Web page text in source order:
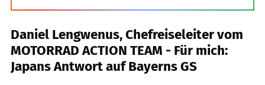
Daniel Lengwenus, Chefreiseleiter vom
MOTORRAD ACTION TEAM - Für mich:
Japans Antwort auf Bayerns GS